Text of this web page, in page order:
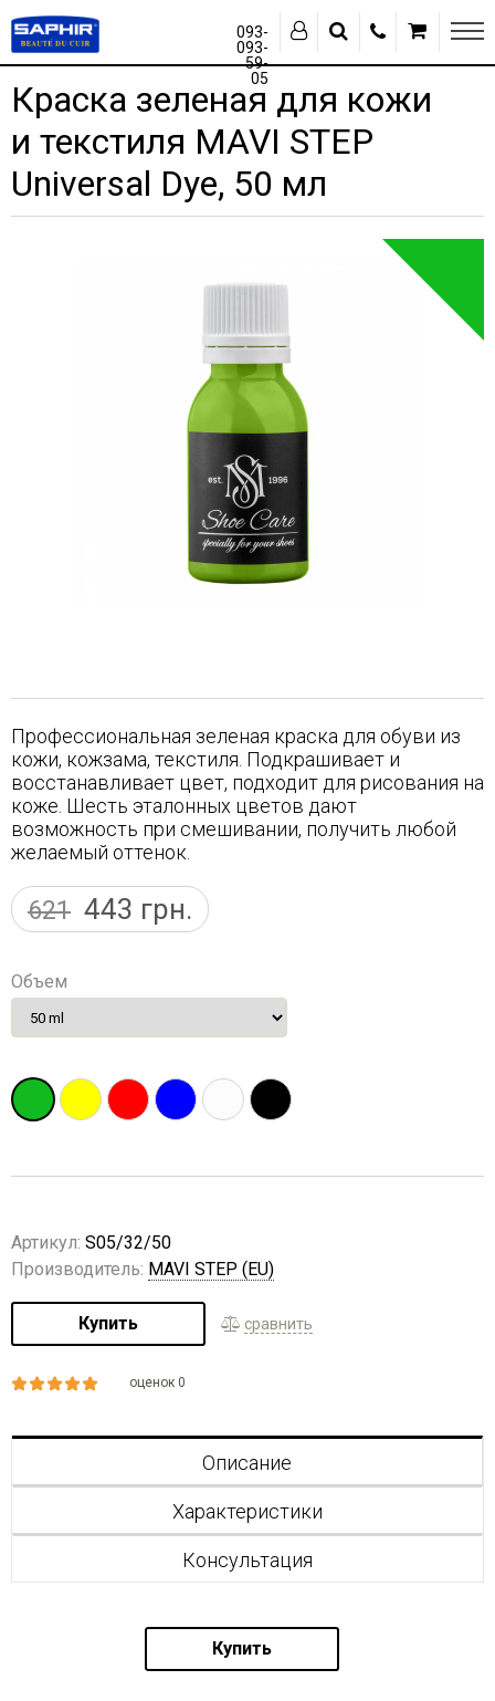
093-
093-
59-
05
Краска зеленая для кожи
и текстиля MAVI STEP
Universal Dye, 50 мл
Профессиональная зеленая краска для обуви из
кожи, кожзама, текстиля. Подкрашивает и
восстанавливает цвет, подходит для рисования на
коже. Шесть эталонных цветов дают
возможность при смешивании, получить любой
желаемый оттенок.
621 443 грн.
Объем
Артикул: S05/32/50
Производитель: MAVI STEP (EU)
Купить сравнить
оценок 0
Описание
Характеристики
Консультация
Купить